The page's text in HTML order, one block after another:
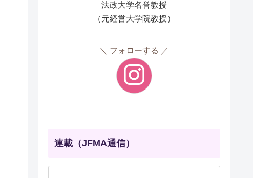
法政大学名誉教授
（元経営大学院教授）
フォローする
連載（JFMA通信）